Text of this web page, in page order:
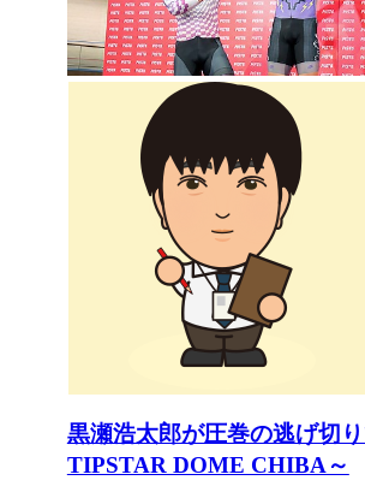
黒瀬浩太郎が圧巻の逃げ切
TIPSTAR DOME CHIBA～